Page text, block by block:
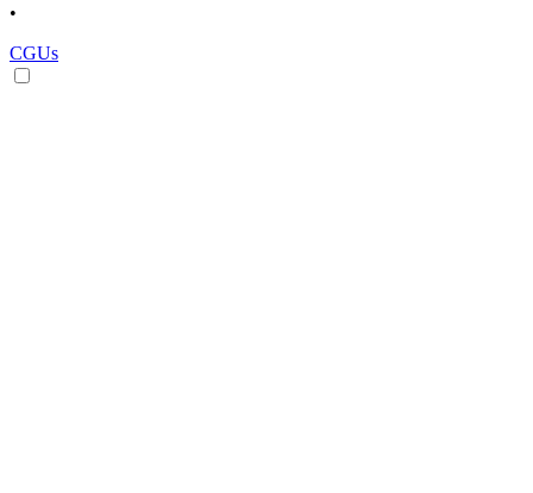
•
CGUs